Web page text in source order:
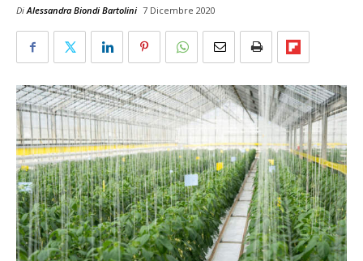
DiAlessandra Biondi Bartolini 7 Dicembre 2020